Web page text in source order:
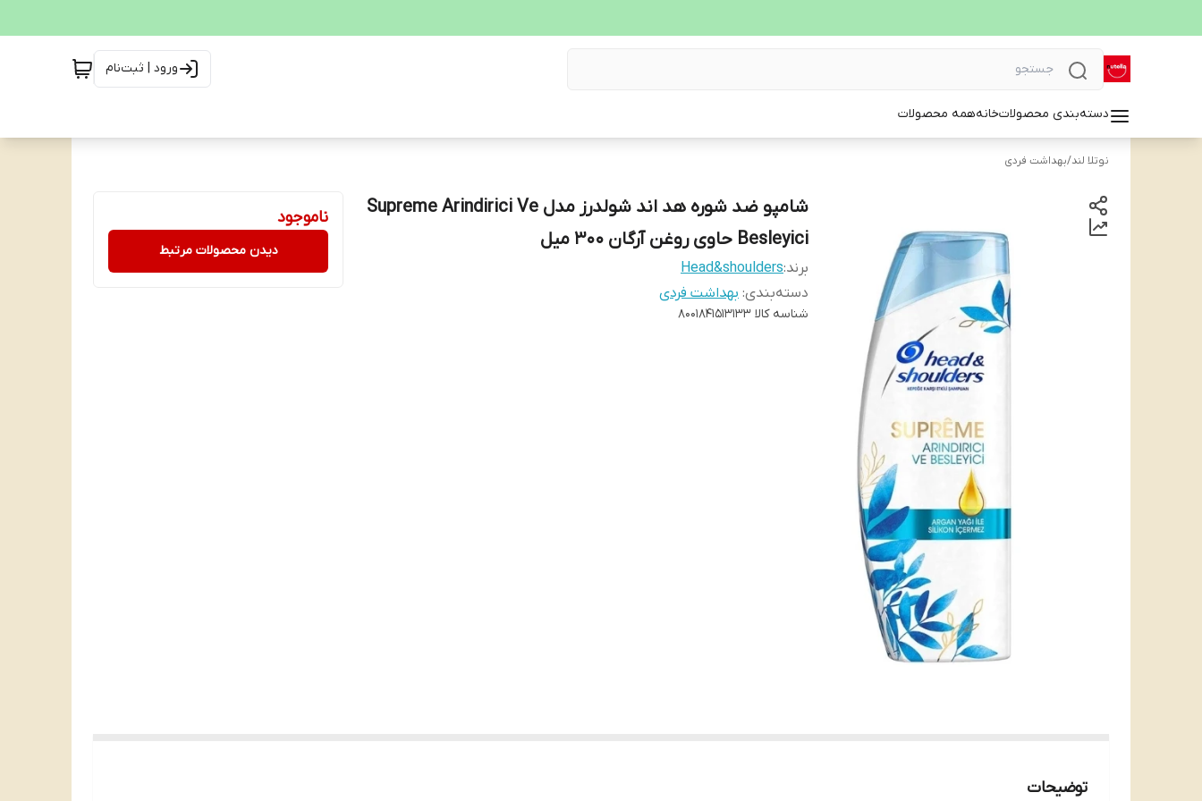
ورود | ثبت‌نام
دسته‌بندی محصولاتخانههمه محصولات
نوتلا لند/بهداشت فردی
شامپو ضد شوره هد اند شولدرز مدل Supreme Arindirici Ve
Besleyici حاوی روغن آرگان 300 میل
برند:Head&shoulders
دسته‌بندی: بهداشت فردی
شناسه کالا 8001841513133
ناموجود
دیدن محصولات مرتبط
توضیحات